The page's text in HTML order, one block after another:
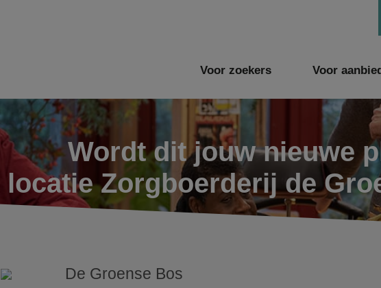
Voor zoekers Voor
Wordt dit jouw nieuwe
locatie Zorgboerderij de
De Groense Bos